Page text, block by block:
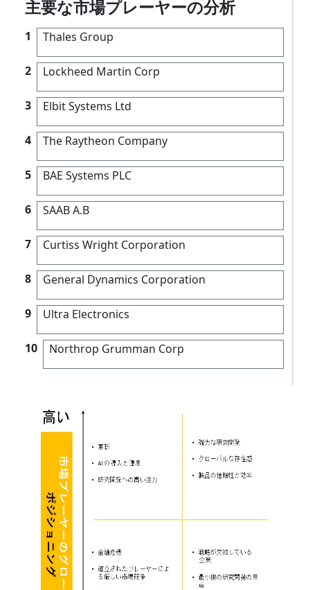
主要な市場プレーヤーの分析
1 Thales Group
2 Lockheed Martin Corp
3 Elbit Systems Ltd
4 The Raytheon Company
5 BAE Systems PLC
6 SAAB A.B
7 Curtiss Wright Corporation
8 General Dynamics Corporation
9 Ultra Electronics
10 Northrop Grumman Corp